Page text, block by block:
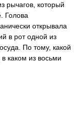
рычагов, который
Голова
открывала
в рот одной из
По тому, какой
каком из восьми